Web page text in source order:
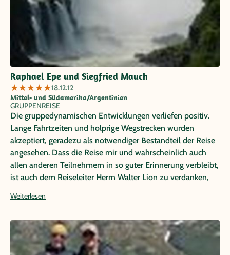
Raphael Epe und Siegfried Mauch
★★★★★18.12.12
Mittel- und Südamerika/Argentinien
GRUPPENREISE
Die gruppedynamischen Entwicklungen verliefen positiv.
Lange Fahrtzeiten und holprige Wegstrecken wurden
akzeptiert, geradezu als notwendiger Bestandteil der Reise
angesehen. Dass die Reise mir und wahrscheinlich auch
allen anderen Teilnehmern in so guter Erinnerung verbleibt,
ist auch dem Reiseleiter Herrn Walter Lion zu verdanken,
Hilfsbereitschaft, seinem Engagement und seinem Charme
Teilnehmern abnahm, der Reisende ins Krankenhaus
begleitete und mit einem Zaubertrank seiner Mutter half, so
manche Erkältung hinwegzuspülen. Reiseverlauf und
Weiterlesen